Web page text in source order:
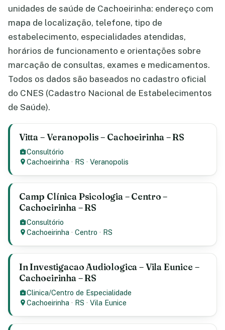
unidades de saúde de Cachoeirinha: endereço com
mapa de localização, telefone, tipo de
estabelecimento, especialidades atendidas,
horários de funcionamento e orientações sobre
marcação de consultas, exames e medicamentos.
Todos os dados são baseados no cadastro oficial
do CNES (Cadastro Nacional de Estabelecimentos
de Saúde).
Vitta – Veranopolis – Cachoeirinha – RS
Consultório
Cachoeirinha · RS ·Veranopolis
Camp Clínica Psicologia – Centro –
Cachoeirinha – RS
Consultório
Cachoeirinha ·Centro · RS
In Investigacao Audiologica – Vila Eunice –
Cachoeirinha – RS
Clinica/Centro de Especialidade
Cachoeirinha · RS ·Vila Eunice